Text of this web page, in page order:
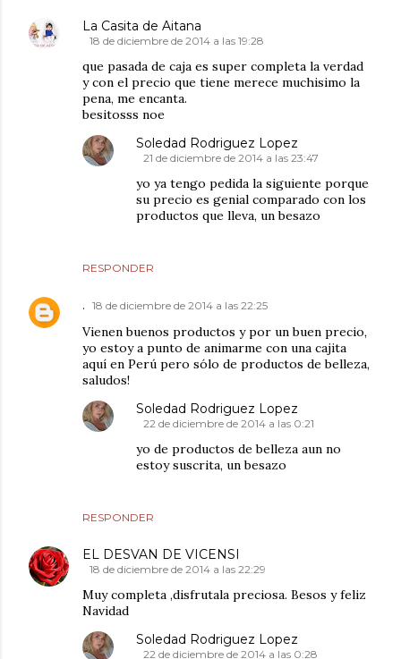
La Casita de Aitana
18 de diciembre de 2014 a las 19:28
que pasada de caja es super completa la verdad
y con el precio que tiene merece muchisimo la
pena, me encanta.
besitosss noe
RESPONDER
Soledad Rodriguez Lopez
21 de diciembre de 2014 a las 23:47
yo ya tengo pedida la siguiente porque
su precio es genial comparado con los
productos que lleva, un besazo
. 18 de diciembre de 2014 a las 22:25
Vienen buenos productos y por un buen precio,
yo estoy a punto de animarme con una cajita
aquí en Perú pero sólo de productos de belleza,
saludos!
RESPONDER
Soledad Rodriguez Lopez
22 de diciembre de 2014 a las 0:21
yo de productos de belleza aun no
estoy suscrita, un besazo
EL DESVAN DE VICENSI
18 de diciembre de 2014 a las 22:29
Muy completa ,disfrutala preciosa. Besos y feliz
Navidad
Soledad Rodriguez Lopez
22 de diciembre de 2014 a las 0:28